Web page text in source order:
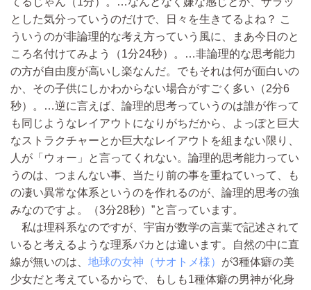
とした気分っていうのだけで、日々を生きてるよね？ こ
ういうのが非論理的な考え方っていう風に、まあ今日のと
ころ名付けてみよう（1分24秒）。…非論理的な思考能力
の方が自由度が高いし楽なんだ。でもそれは何が面白いの
か、その子供にしかわからない場合がすごく多い（2分6
秒）。…逆に言えば、論理的思考っていうのは誰が作って
も同じようなレイアウトになりがちだから、よっぽと巨大
なストラクチャーとか巨大なレイアウトを組まない限り、
人が「ウォー」と言ってくれない。論理的思考能力ってい
うのは、つまんない事、当たり前の事を重ねていって、も
の凄い異常な体系というのを作れるのが、論理的思考の強
みなのですよ。（3分28秒）”と言っています。
私は理科系なのですが、宇宙が数学の言葉で記述されて
いると考えるような理系バカとは違います。自然の中に直
線が無いのは、 地球の女神（サオトメ様） が3種体癖の美
少女だと考えているからで、もしも1種体癖の男神が化身